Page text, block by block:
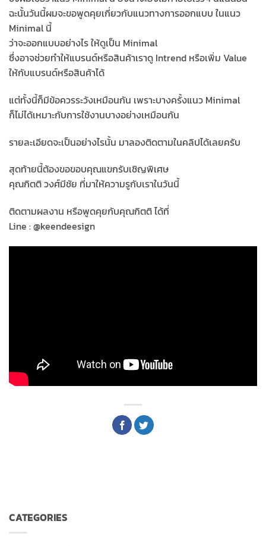
CATEGORIES
ฉะนั้นวันนี้ผมจะขอพูดคุยเกี่ยวกับแนวทางการออกแบบ ในแนว
Minimal นี้
ว่าจะออกแบบอย่างไร ให้ดูเป็น Minimal
ซึ่งอาจช่วยทำให้แบรนด์หรือสินค้าเราดู Intrend หรือเพิ่ม Value
ให้กับแบรนด์หรือสินค้าได้
แต่ทั้งนี้ก็มีข้อควรระวังเหมือนกัน เพราะบางครั้งแนว Minimal
ก็ไม่ได้เหมาะกับการใช้งานบางอย่างเหมือนกัน
รายละเอียดจะเป็นอย่างไรนั้น มาลองติดตามในคลิปได้เลยครับ
สุดท้ายนี้ต้องขอขอบคุณแขกรับเชิญพิเศษ
คุณกิตติ วงศ์มีชัย ที่มาให้ความรูกับเราในวันนี้
ติดตามผลงาน หรือพูดคุยกับคุณกิตติ ได้ที่
Line : @keendeesign